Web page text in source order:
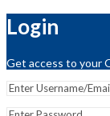
Login
Get access to your